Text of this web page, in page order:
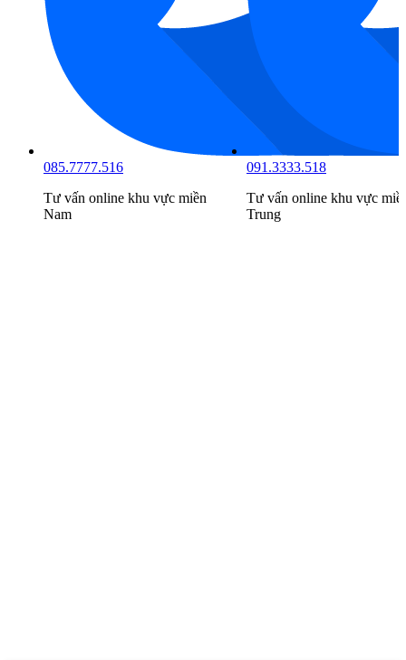
085.7777.516
Tư vấn online khu vực miền
Nam
091.3333.518
Tư vấn online khu vực
Trung